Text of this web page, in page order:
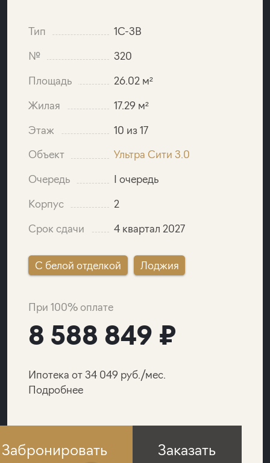
Тип
1C-3B
№
320
Площадь
26.02 м²
Жилая
17.29 м²
Этаж
10 из 17
Объект
Ультра Сити 3.0
Очередь
I очередь
Корпус
2
Срок сдачи
4 квартал 2027
C белой отделкой Лоджия
При 100% оплате
8 588 849 ₽
Ипотека от 34 049 руб./мес.
Подробнее
Забронировать
Заказать